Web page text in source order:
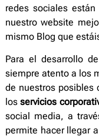
redes sociales
nuestro website
mismo Blog que
Para el desarrollo
siempre atento a los
de nuestros posibles
losservicios
social media, a
permite hacer llegar